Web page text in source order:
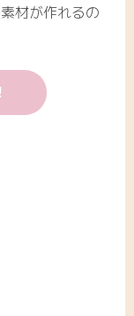
材が作れるの